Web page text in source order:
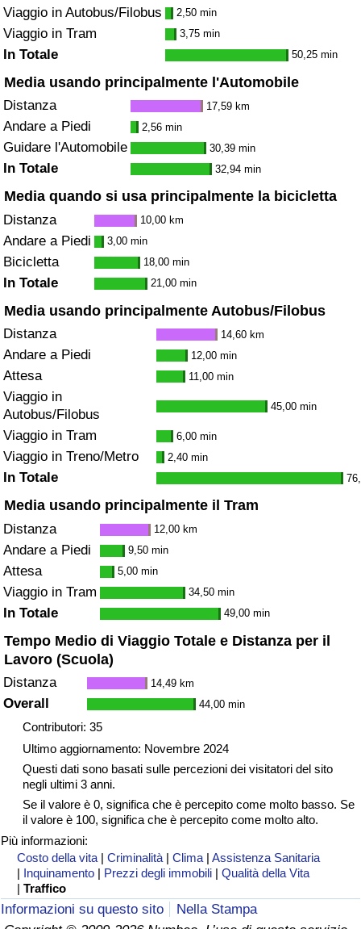
Viaggio in Autobus/Filobus 2,50 min
Viaggio in Tram 3,75 min
In Totale 50,25 min
Media usando principalmente l'Automobile
Distanza 17,59 km
Andare a Piedi 2,56 min
Guidare l'Automobile 30,39 min
In Totale 32,94 min
Media quando si usa principalmente la bicicletta
Distanza 10,00 km
Andare a Piedi 3,00 min
Bicicletta 18,00 min
In Totale 21,00 min
Media usando principalmente Autobus/Filobus
Distanza 14,60 km
Andare a Piedi 12,00 min
Attesa 11,00 min
Viaggio in
Autobus/Filobus
45,00 min
Viaggio in Tram 6,00 min
Viaggio in Treno/Metro 2,40 min
In Totale
Media usando principalmente il Tram
Distanza 12,00 km
Andare a Piedi 9,50 min
Attesa 5,00 min
Viaggio in Tram 34,50 min
In Totale 49,00 min
Tempo Medio di Viaggio Totale e Distanza per il
Lavoro (Scuola)
Distanza 14,49 km
Overall 44,00 min
Contributori: 35
Ultimo aggiornamento: Novembre 2024
Questi dati sono basati sulle percezioni dei visitatori del sito
negli ultimi 3 anni.
Se il valore è 0, significa che è percepito come molto basso. Se
il valore è 100, significa che è percepito come molto alto.
Più informazioni:
Costo della vita |Criminalità |Clima |Assistenza Sanitaria
| Inquinamento | Prezzi degli immobili |Qualità della Vita
|Traffico
Informazioni su questo sito
Nella Stampa